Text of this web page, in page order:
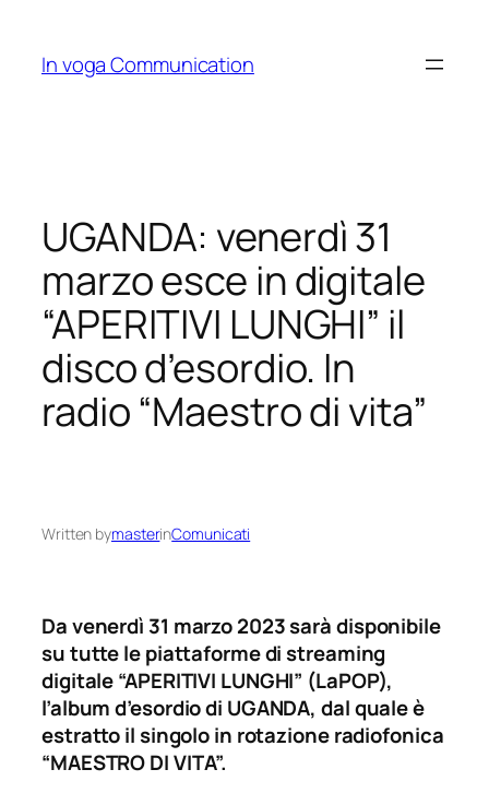
content
In voga Communication
UGANDA: venerdì 31
marzo esce in digitale
“APERITIVI LUNGHI” il
disco d’esordio. In
radio “Maestro di vita”
Written bymasterinComunicati
Da venerdì 31 marzo 2023 sarà disponibile
su tutte le piattaforme di streaming
digitale “APERITIVI LUNGHI” (LaPOP),
l’album d’esordio di UGANDA, dal quale è
estratto il singolo in rotazione radiofonica
“MAESTRO DI VITA”.